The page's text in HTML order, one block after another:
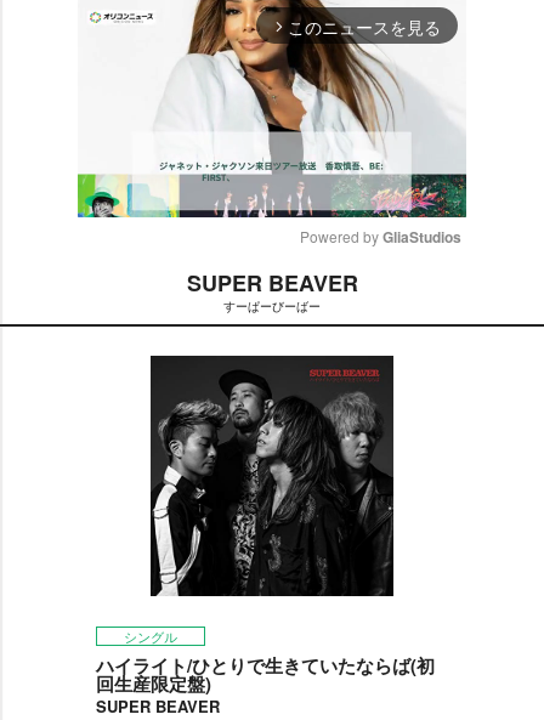
arrow_forward_ios このニュースを見る
t
e
Powered by GliaStudios
SUPER BEAVER
すーぱーびーばー
シングル
ハイライト/ひとりで生きていたならば(初
回生産限定盤)
SUPER BEAVER